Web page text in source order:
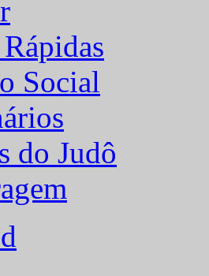
Social
do Judô